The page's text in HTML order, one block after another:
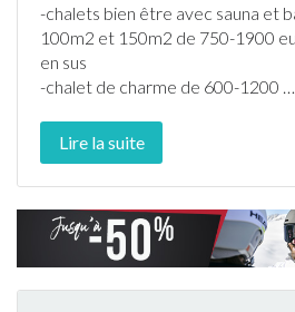
-chalets bien être avec sauna et
100m2 et 150m2 de 750-1900
en sus
-chalet de charme de 600-1200 …
Lire la suite